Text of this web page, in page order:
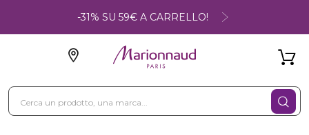
-31% SU 59€ A CARRELLO!